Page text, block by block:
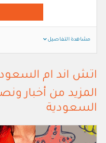
مشاهدة التفاصيل
اتش اند ام
المزيد من أخبار
السعودية